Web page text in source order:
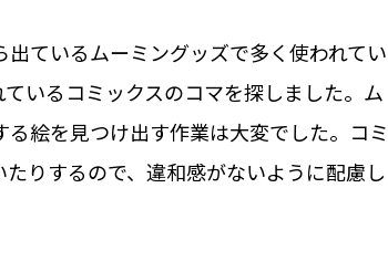
ているムーミングッズで多く使われてい
いるコミックスのコマを探しました。ム
絵を見つけ出す作業は大変でした。コミ
りするので、違和感がないように配慮し